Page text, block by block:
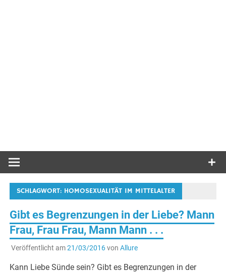
SCHLAGWORT: HOMOSEXUALITÄT IM MITTELALTER
Gibt es Begrenzungen in der Liebe? Mann
Frau, Frau Frau, Mann Mann . . .
Veröffentlicht am21/03/2016von Allure
Kann Liebe Sünde sein? Gibt es Begrenzungen in der